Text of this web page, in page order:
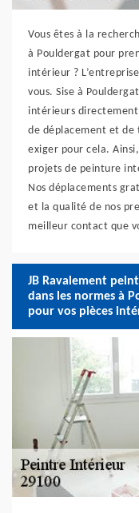
Vous êtes à la
à Pouldergat pour
intérieur ?
vous. Sise à
intérieurs directement
de déplacement et de
exiger pour cela.
projets de peinture
Nos déplacements
et la qualité de nos
meilleur contact que
JB Ravalement
dans les normes à
pour vos pièces